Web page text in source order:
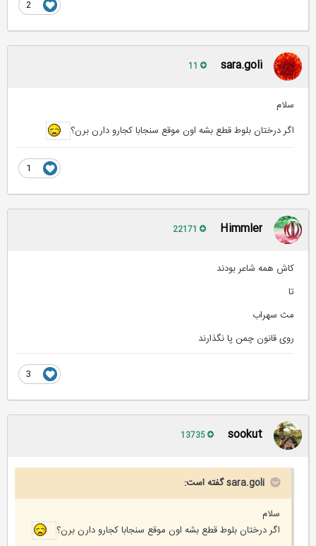
sara.goli
سلام
اگر درختان بلوط قطع بشه اون موقع سنجابا کجارو دارن برن؟
Himmler
کاش همه شاعر بودند
مث سهراب
روی قانون چمن پا نگذارند
sookut
sara.goli گفته است:
سلام
اگر درختان بلوط قطع بشه اون موقع سنجابا کجارو دارن برن؟